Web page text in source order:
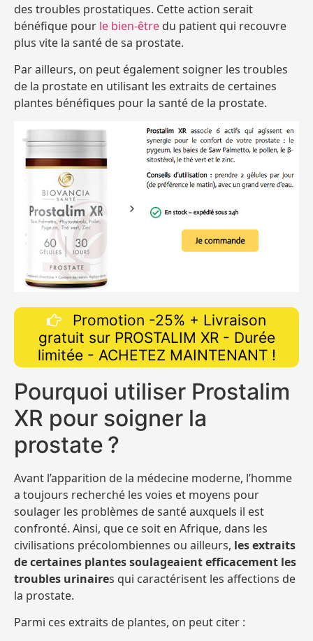
des troubles prostatiques. Cette action serait
bénéfique pour le bien-être du patient qui recouvre
plus vite la santé de sa prostate.
Par ailleurs, on peut également soigner les troubles
de la prostate en utilisant les extraits de certaines
plantes bénéfiques pour la santé de la prostate.
Promotion -25% + Livraison
gratuit sur PROSTALIM XR - Durée
limitée - ACHETEZ MAINTENANT !
Pourquoi utiliser Prostalim
XR pour soigner la
prostate ?
Avant l’apparition de la médecine moderne, l’homme
a toujours recherché les voies et moyens pour
soulager les problèmes de santé auxquels il est
confronté. Ainsi, que ce soit en Afrique, dans les
civilisations précolombiennes ou ailleurs, les extraits
de certaines plantes soulageaient efficacement les
troubles urinaires qui caractérisent les affections de
la prostate.
Parmi ces extraits de plantes, on peut citer :